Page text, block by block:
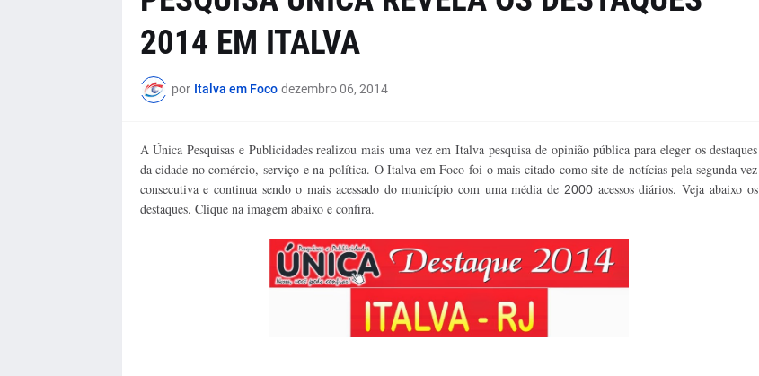
2014 EM ITALVA
por Italva em Foco dezembro 06, 2014
A Única Pesquisas e Publicidades realizou mais uma vez em Italva pesquisa de opinião pública para eleger os destaques
da cidade no comércio, serviço e na política. O Italva em Foco foi o mais citado como site de notícias pela segunda vez
consecutiva e continua sendo o mais acessado do município com uma média de 2000acessos diários. Veja abaixo os
destaques. Clique na imagem abaixo e confira.